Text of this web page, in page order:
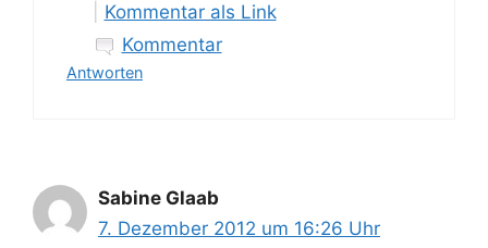
Kommentar als Link
Kommentar
Antworten
Sabine Glaab
7. Dezember 2012 um 16:26 Uhr